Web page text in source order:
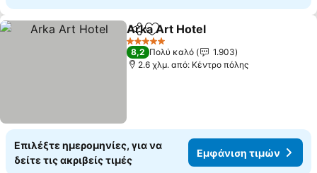
Κοινοποίηση
Προσθήκη στα αγαπημένα
Arka Art Hotel
5 Αστέρια
8,2 Πολύ καλό
1.903
2.6 χλμ. από: Κέντρο πόλης
Επιλέξτε ημερομηνίες, για να
δείτε τις ακριβείς τιμές
Εμφάνιση τιμών